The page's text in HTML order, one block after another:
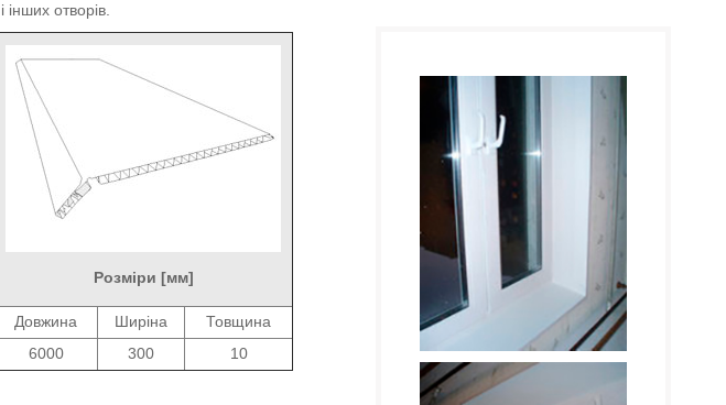
інших отворів.
Розміри [мм]
Довжина Ширіна
Товщина
6000
300 10